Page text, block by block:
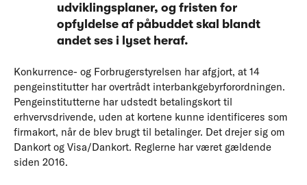
udviklingsplaner, og fristen for
opfyldelse af påbuddet skal blandt
andet ses i lyset heraf.
Konkurrence- og Forbrugerstyrelsen har afgjort, at 14
pengeinstitutter har overtrådt interbankgebyrforordningen.
Pengeinstitutterne har udstedt betalingskort til
erhvervsdrivende, uden at kortene kunne identificeres som
firmakort, når de blev brugt til betalinger. Det drejer sig om
Dankort og Visa/Dankort. Reglerne har været gældende
siden 2016.